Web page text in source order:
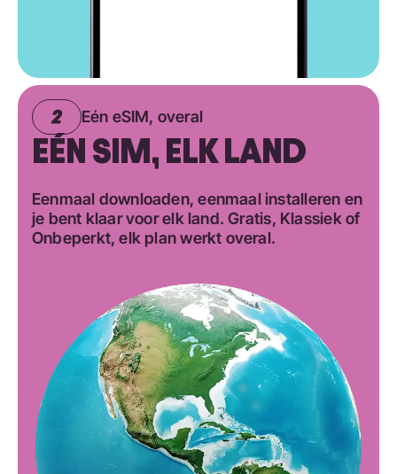
Eén eSIM, overal
EÉN SIM, ELK LAND
Eenmaal downloaden, eenmaal installeren en
je bent klaar voor elk land. Gratis, Klassiek of
Onbeperkt, elk plan werkt overal.